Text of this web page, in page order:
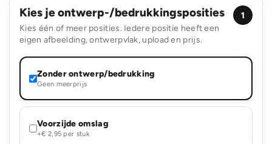
Kies je ontwerp-/bedrukkingsposities
Kies één of meer posities. Iedere positie heeft een
eigen afbeelding, ontwerpvlak, upload en prijs.
1
Zonder ontwerp/bedrukking
Geen meerprijs
Voorzijde omslag
+€ 2,95 per stuk